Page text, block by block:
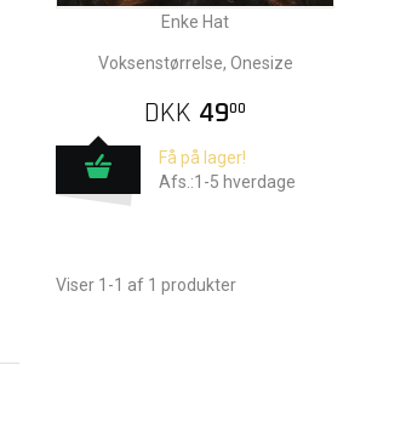
Enke Hat
Voksenstørrelse, Onesize
DKK 4900
Få på lager!
Afs.:1-5 hverdage
Viser 1-1 af 1 produkter